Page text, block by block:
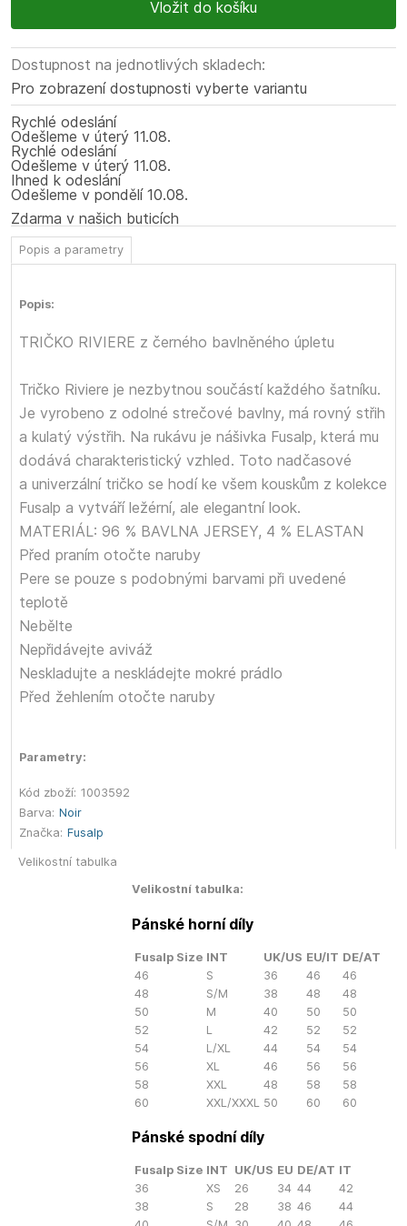
Dostupnost na jednotlivých skladech:
Pro zobrazení dostupnosti vyberte variantu
Rychlé odeslání
Odešleme v úterý 11.08.
Rychlé odeslání
Odešleme v úterý 11.08.
Ihned k odeslání
Odešleme v pondělí10.08.
Zdarma v našich buticích
Popis a parametry
Popis:
TRIČKO RIVIERE z černého bavlněného úpletu
Tričko Riviere je nezbytnou součástí každého šatníku.
Je vyrobeno z odolné strečové bavlny, má rovný střih
a kulatý výstřih. Na rukávu je nášivka Fusalp, která mu
dodává charakteristický vzhled. Toto nadčasové
a univerzální tričko se hodí ke všem kouskům z kolekce
Fusalp a vytváří ležérní, ale elegantní look.
MATERIÁL: 96 % BAVLNA JERSEY, 4 % ELASTAN
Před praním otočte naruby
Pere se pouze s podobnými barvami při uvedené
teplotě
Nebělte
Nepřidávejte aviváž
Neskladujte a neskládejte mokré prádlo
Před žehlením otočte naruby
Parametry:
Kód zboží: 1003592
Barva: Noir
Značka: Fusalp
Velikostní tabulka
Velikostní tabulka:
Pánské horní díly
Fusalp Size INT UK/US EU/IT DE/AT
46
S 36 46
46
48
S/M 38 48
48
50
M 40 50
50
52
L 42 52
52
54
L/XL 44 54
54
56
XL 46 56
56
58
XXL 48 58
58
60
XXL/XXXL 50 60 60
Pánské spodní díly
Fusalp Size INT UK/US EU DE/AT IT
36
XS 26 34 44
42
38
S 28 38 46
44